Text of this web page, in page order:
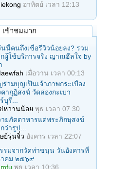
อาทิตย์ เวลา 12:13
เข้าชมมาก
นี้คนถึงเชื่อรีวิวน้อยลง? รวม
ผู้ใช้บริการจริง ญาณฮีลใจ by
เมื่อวาน เวลา 00:13
วมบุญเป็นเจ้าภาพกระเบื้อง
ากุฏิสงฆ์ วัดล่องกะเบา
บุรี...
หวานน้อย พุธ เวลา 07:30
ายภัตตาหารแด่พระภิกษุสงฆ์
ว่ารูป...
ย์รุ่นจิ๋ว อังคาร เวลา 22:07
รรมจากวัดท่าขนุน วันอังคารที่
คม ๒๕๖๙
พุธ เวลา 10:36